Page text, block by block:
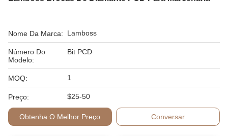
Nome Da Marca: Lamboss
Número Do
Modelo:
Bit PCD
MOQ: 1
Preço: $25-50
Obtenha O Melhor Preço Conversar